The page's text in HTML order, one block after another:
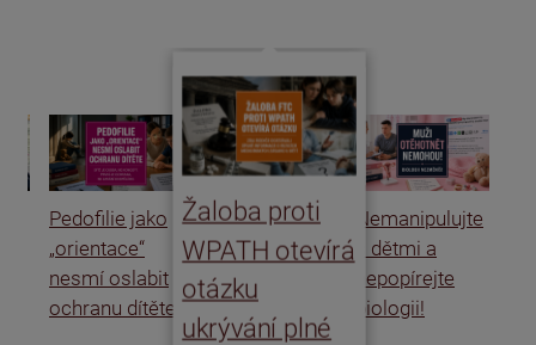
Pedofilie jako
„orientace“
nesmí oslabit
ochranu dítěte
Žaloba proti
WPATH otevírá
otázku
ukrývání plné
Nemanipulujte
s dětmi a
nepopírejte
biologii!